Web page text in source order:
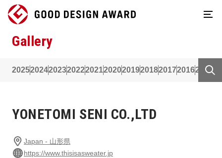
Gallery
20252024202320222021202020192018201720162015
YONETOMI SENI CO.,LTD
Japan - 山形県
https://www.thisisasweater.jp